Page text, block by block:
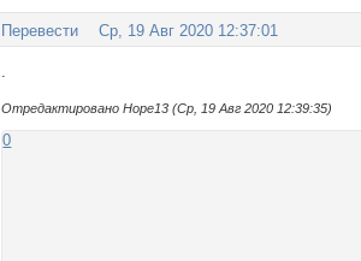
Перевести Ср, 19 Авг 2020 12:37:01
Отредактировано Hope13 (Ср, 19 Авг 2020 12:39:35)
0